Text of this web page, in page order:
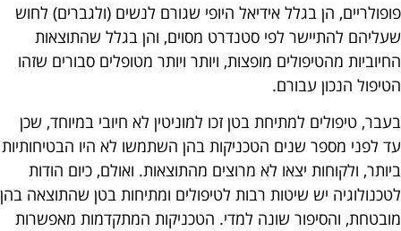
פופולריים, הן בגלל אידיאל היופי שגורם לנשים (ולגברים) לחוש
שעליהם להתיישר לפי סטנדרט מסוים, והן בגלל שהתוצאות
החיוביות מהטיפולים מופצות, ויותר ויותר מטופלים סבורים שזהו
הטיפול הנכון עבורם.
בעבר, טיפולים למתיחת בטן זכו למוניטין לא חיובי במיוחד, שכן
עד לפני מספר שנים הטכניקות בהן השתמשו לא היו הבטיחותיות
ביותר, ולקוחות יצאו לא מרוצים מהתוצאות. ואולם, כיום הודות
לטכנולוגיה יש שיטות רבות לטיפולים ומתיחות בטן שהתוצאה בהן
מובטחת, והסיפור שונה למדי. הטכניקות המתקדמות מאפשרות